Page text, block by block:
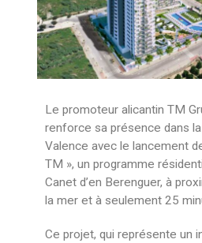
Le promoteur alicantin TM
renforce sa présence dans
Valence avec le lancement
TM », un programme
Canet d’en Berenguer, à
la mer et à seulement 25
Ce projet, qui représente un